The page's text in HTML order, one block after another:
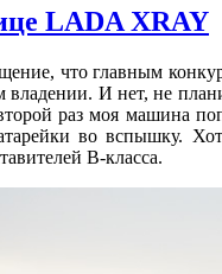
LADA XRAY
что главным
владении. И нет, не
раз моя машина
во вспышку.
B-класса.